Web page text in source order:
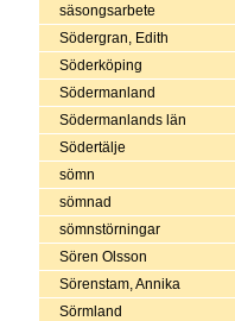
säsongsarbete
Södergran, Edith
Söderköping
Södermanland
Södermanlands län
Södertälje
sömn
sömnad
sömnstörningar
Sören Olsson
Sörenstam, Annika
Sörmland